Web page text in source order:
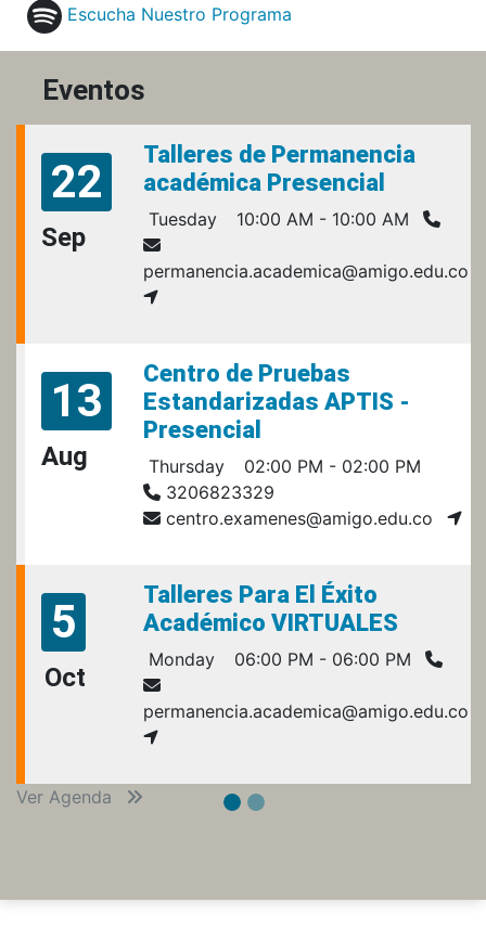
Escucha Nuestro Programa
Eventos
22
Sep
Talleres de Permanencia
académica Presencial
Tuesday 10:00 AM - 10:00 AM
permanencia.academica@amigo.edu.co
13
Aug
Centro de Pruebas
Estandarizadas APTIS -
Presencial
Thursday
02:00 PM - 02:00 PM
3206823329
centro.examenes@amigo.edu.co
5
Oct
Talleres Para El Éxito
Académico VIRTUALES
Monday 06:00 PM - 06:00 PM
permanencia.academica@amigo.edu.co
Ver Agenda